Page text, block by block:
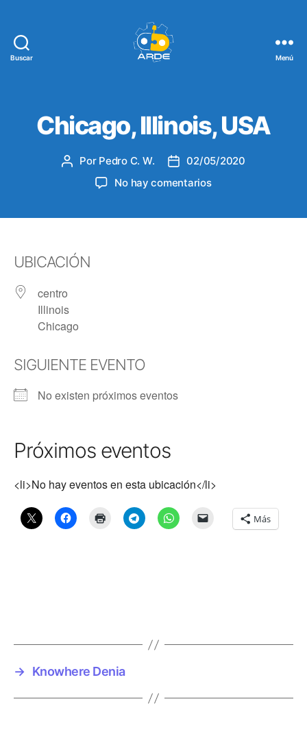
Buscar Menú
Chicago, Illinois, USA
Autor
Por Pedro C. W.
Fecha
de
la
02/05/2020
No hay comentariosen
UBICACIÓN
centro
Illinois
Chicago
SIGUIENTE EVENTO
No existen próximos eventos
Próximos eventos
<li>No hay eventos en esta ubicación</li>
Más
→ Knowhere Denia